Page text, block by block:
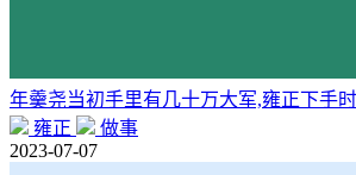
年羹尧当初手里有几十万大军,雍正下手
雍正
做事
2023-07-07